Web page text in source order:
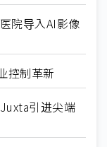
院导入AI影像
控制革新
引进尖端